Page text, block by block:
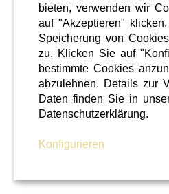
Wellness
28 / 02 / 2026
bieten, verwenden wir
auf "Akzeptieren"
Speicherung von
zu. Klicken Sie auf
bestimmte Cookies
abzulehnen. Details zur
Daten finden Sie in
Datenschutzerklärung.
Konfigurieren